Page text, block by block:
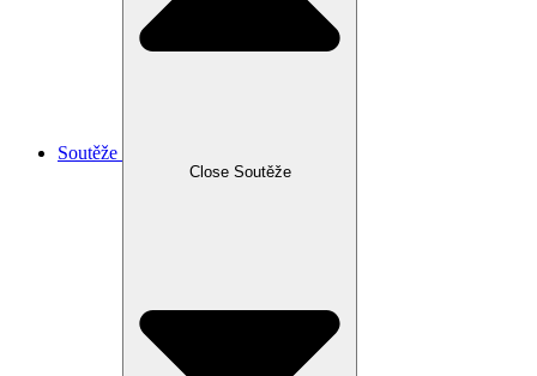
Soutěže
Close Soutěže